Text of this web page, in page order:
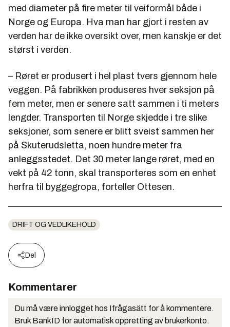
med diameter på fire meter til veiformål både i
Norge og Europa. Hva man har gjort i resten av
verden har de ikke oversikt over, men kanskje er det
størst i verden.
– Røret er produsert i hel plast tvers gjennom hele
veggen. På fabrikken produseres hver seksjon på
fem meter, men er senere satt sammen i ti meters
lengder. Transporten til Norge skjedde i tre slike
seksjoner, som senere er blitt sveist sammen her
på Skuterudsletta, noen hundre meter fra
anleggsstedet. Det 30 meter lange røret, med en
vekt på 42 tonn, skal transporteres som en enhet
herfra til byggegropa, forteller Ottesen.
DRIFT OG VEDLIKEHOLD
Del
Kommentarer
Du må være innlogget hos Ifrågasätt for å kommentere.
Bruk BankID for automatisk oppretting av brukerkonto.